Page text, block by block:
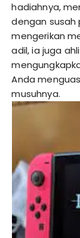
hadiahnya,
dengan susah
mengerikan
adil, ia juga
Anda
musuhnya.